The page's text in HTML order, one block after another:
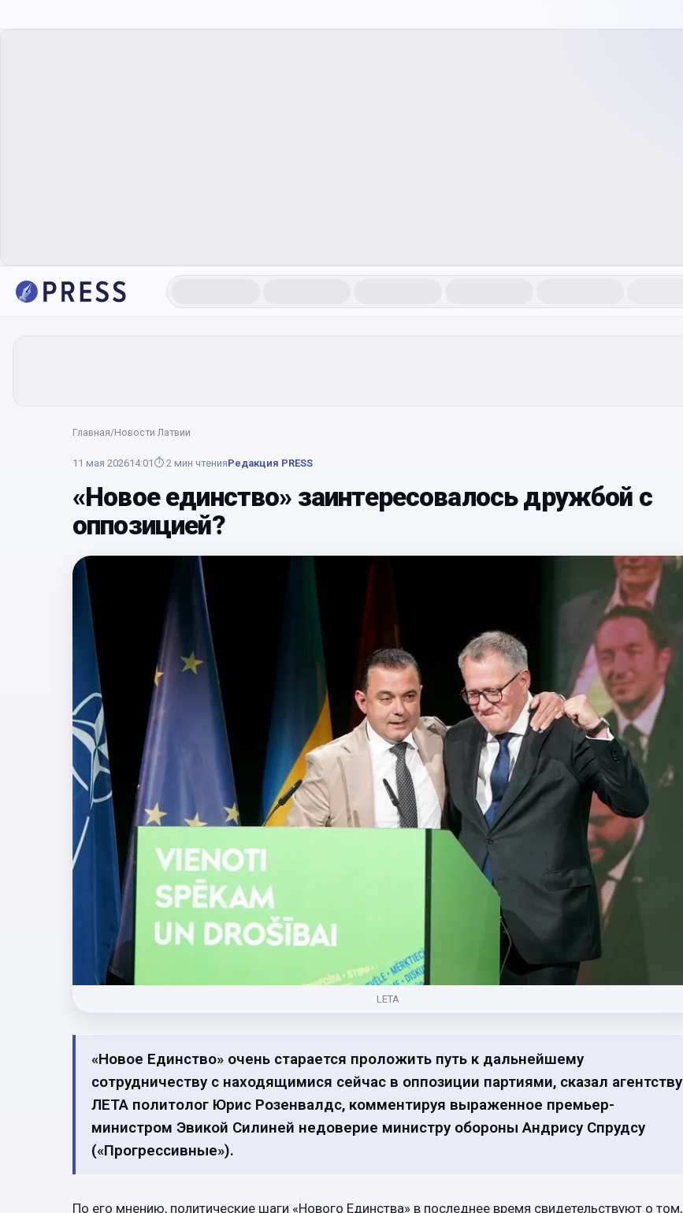
Главная/Новости Латвии
11 мая 202614:01 ⏱ 2 мин чтенияРедакция PRESS
«Новое единство» заинтересовалось дружбой с
оппозицией?
LETA
«Новое Единство» очень старается проложить путь к дальнейшему
сотрудничеству с находящимися сейчас в оппозиции партиями, сказал агентству
ЛЕТА политолог Юрис Розенвалдс, комментируя выраженное премьер-
министром Эвикой Силиней недоверие министру обороны Андрису Спрудсу
(«Прогрессивные»).
По его мнению, политические шаги «Нового Единства» в последнее время свидетельствуют о том,